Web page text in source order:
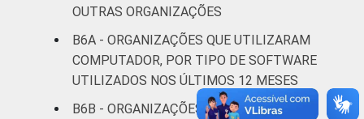
assistência
social
Outros 45
Fonte: CGI.br/NIC.br, Centro Regional de
OUTRAS ORGANIZAÇÕES
B6A - ORGANIZAÇÕES QUE UTILIZARAM
COMPUTADOR, POR TIPO DE SOFTWARE
UTILIZADOS NOS ÚLTIMOS 12 MESES
B6B - ORGANIZAÇÕES QUE UTILIZARAM